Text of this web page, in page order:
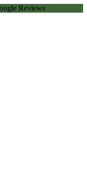
Reviews